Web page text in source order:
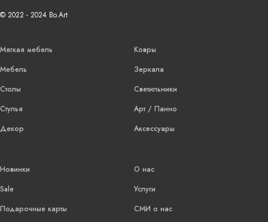
© 2022 - 2024 Bo.Art
Мягкая мебель
Мебель
Столы
Стулья
Декор
Ковры
Зеркала
Светильники
Арт / Панно
Аксессуары
Новинки
Sale
Подарочные карты
О нас
Услуги
СМИ о нас